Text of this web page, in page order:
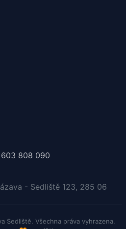
808 090
- Sedliště 123, 285 06
Sedliště. Všechna práva vyhrazena.